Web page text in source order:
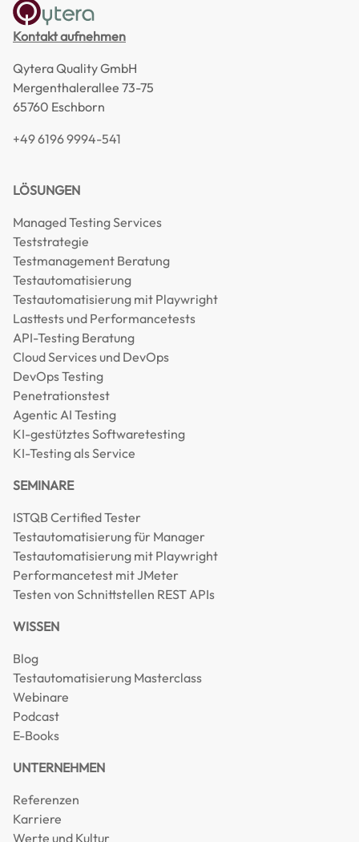
Kontakt aufnehmen
Qytera Quality GmbH
Mergenthalerallee 73-75
65760 Eschborn
+49 6196 9994-541
LÖSUNGEN
Managed Testing Services
Teststrategie
Testmanagement Beratung
Testautomatisierung
Testautomatisierung mit Playwright
Lasttests und Performancetests
API-Testing Beratung
Cloud Services und DevOps
DevOps Testing
Penetrationstest
Agentic AI Testing
KI-gestütztes Softwaretesting
KI-Testing als Service
SEMINARE
ISTQB Certified Tester
Testautomatisierung für Manager
Testautomatisierung mit Playwright
Performancetest mit JMeter
Testen von Schnittstellen REST APIs
WISSEN
Blog
Testautomatisierung Masterclass
Webinare
Podcast
E-Books
UNTERNEHMEN
Referenzen
Karriere
Werte und Kultur